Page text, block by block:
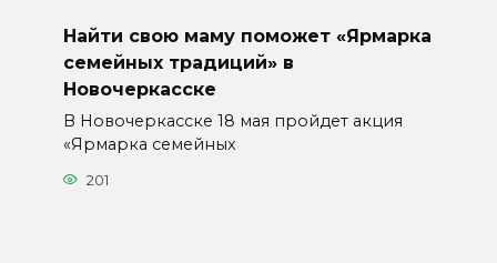
Найти свою маму поможет «Ярмарка
семейных традиций» в
Новочеркасске
В Новочеркасске 18 мая пройдет акция
«Ярмарка семейных
201